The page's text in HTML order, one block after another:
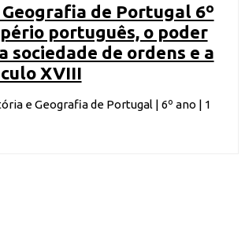
de Portugal 6º
português, o poder
sociedade de ordens e a
XVIII
e Geografia de Portugal | 6º ano | 1